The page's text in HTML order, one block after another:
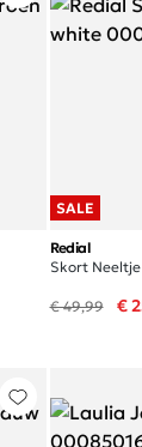
SALE
Redial
Skort Neeltje
€ 49,99 €